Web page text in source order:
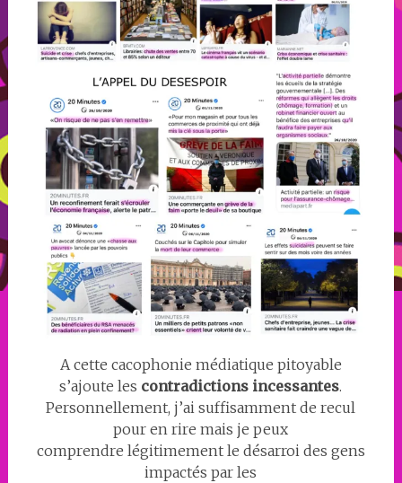
A cette cacophonie médiatique pitoyable
s’ajoute les contradictions incessantes.
Personnellement, j’ai suffisamment de recul
pour en rire mais je peux
comprendre légitimement le désarroi des gens
impactés par les